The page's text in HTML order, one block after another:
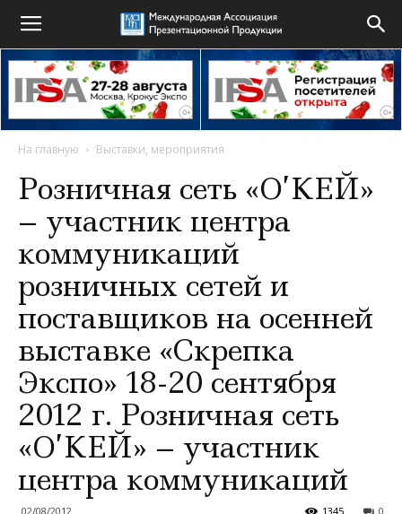
На главную Выставки, мероприятия
Розничная сеть «О’КЕЙ»
– участник центра
коммуникаций
розничных сетей и
поставщиков на осенней
выставке «Скрепка
Экспо» 18-20 сентября
2012 г. Розничная сеть
«О’КЕЙ» – участник
центра коммуникаций
02/08/2012 0
1345